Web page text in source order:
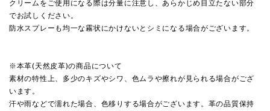
クリームをご使用になる際は分量に注意し、あらかじめ目立たない部分
でお試しください。
防水スプレーも均一な霧状にかけないとシミになる場合がございます。
※本革(天然皮革)の商品について
素材の特性上、多少のキズやシワ、色ムラや擦れが見られる場合がござ
います。
汗や雨などで濡れた場合、色移りする場合がございます。革の品質保持